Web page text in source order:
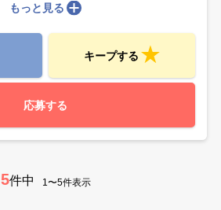
もっと見る
キープする
応募する
5件中 1〜5件表示